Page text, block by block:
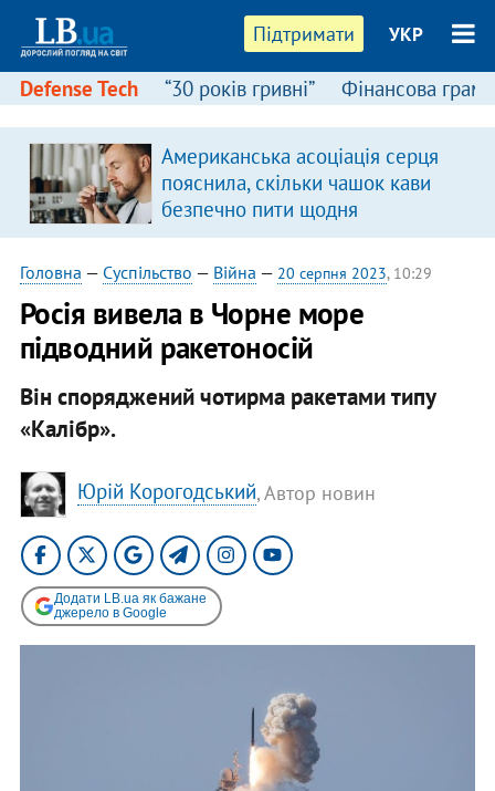
Підтримати УКР
Defense Tech “30 років гривні” Фінансова
Американська асоціація серця
пояснила, скільки чашок кави
безпечно пити щодня
Головна — Суспільство — Війна — 20 серпня 2023, 10:29
Росія вивела в Чорне море
підводний ракетоносій
Він споряджений чотирма ракетами типу
«Калібр».
Юрій Корогодський, Автор новин
Додати LB.ua як бажане
джерело в Google